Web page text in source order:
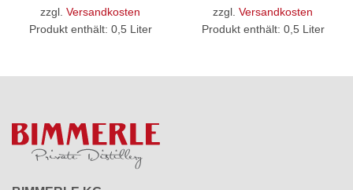
zzgl. Versandkosten
Produkt enthält: 0,5 Liter
zzgl. Versandkosten
Produkt enthält: 0,5 Liter